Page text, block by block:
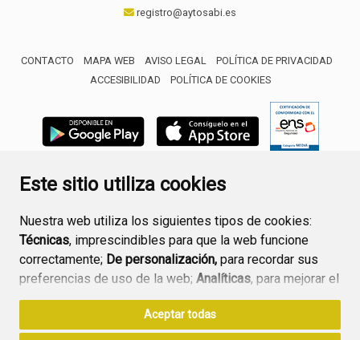
Este sitio utiliza cookies
Nuestra web utiliza los siguientes tipos de cookies:
Técnicas, imprescindibles para que la web funcione
correctamente; De personalización, para recordar sus
preferencias de uso de la web; Analíticas, para mejorar el
funcionamiento de la web y sus servicios.
Si acepta pulsando el botón“Aceptar todas”
Aceptar todas
registro@aytosabi.es
CONTACTO MAPA WEB AVISO LEGAL
POLÍTICA DE PRIVACIDAD
ACCESIBILIDAD
POLÍTICA DE COOKIES